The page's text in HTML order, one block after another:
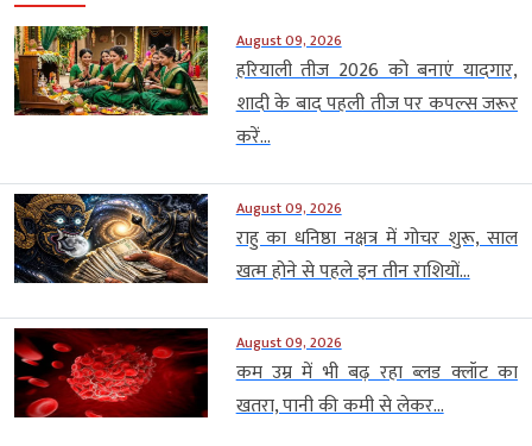
August 09, 2026
हरियाली तीज 2026 को बनाएं यादगार,
शादी के बाद पहली तीज पर कपल्स जरूर
करें...
August 09, 2026
राहु का धनिष्ठा नक्षत्र में गोचर शुरू, साल
खत्म होने से पहले इन तीन राशियों...
August 09, 2026
कम उम्र में भी बढ़ रहा ब्लड क्लॉट का
खतरा, पानी की कमी से लेकर...